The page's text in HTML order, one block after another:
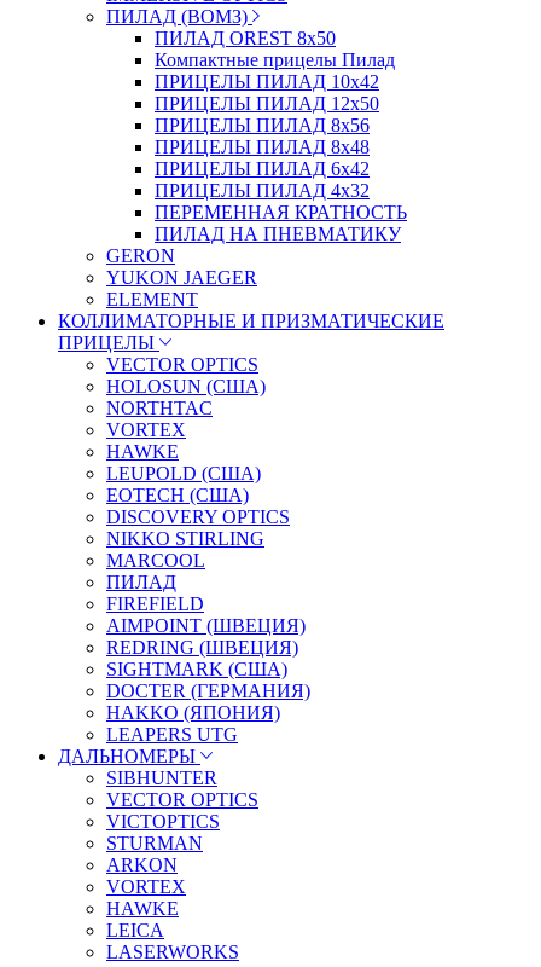
ПИЛАД (ВОМЗ)
ПИЛАД OREST 8х50
Компактные прицелы Пилад
ПРИЦЕЛЫ ПИЛАД 10х42
ПРИЦЕЛЫ ПИЛАД 12х50
ПРИЦЕЛЫ ПИЛАД 8х56
ПРИЦЕЛЫ ПИЛАД 8х48
ПРИЦЕЛЫ ПИЛАД 6х42
ПРИЦЕЛЫ ПИЛАД 4х32
ПЕРЕМЕННАЯ КРАТНОСТЬ
ПИЛАД НА ПНЕВМАТИКУ
GERON
YUKON JAEGER
ELEMENT
КОЛЛИМАТОРНЫЕ И ПРИЗМАТИЧЕСКИЕ
ПРИЦЕЛЫ
VECTOR OPTICS
HOLOSUN (США)
NORTHTAC
VORTEX
HAWKE
LEUPOLD (США)
EOTECH (США)
DISCOVERY OPTICS
NIKKO STIRLING
MARCOOL
ПИЛАД
FIREFIELD
AIMPOINT (ШВЕЦИЯ)
REDRING (ШВЕЦИЯ)
SIGHTMARK (США)
DOCTER (ГЕРМАНИЯ)
HAKKO (ЯПОНИЯ)
LEAPERS UTG
ДАЛЬНОМЕРЫ
SIBHUNTER
VECTOR OPTICS
VICTOPTICS
STURMAN
ARKON
VORTEX
HAWKE
LEICA
LASERWORKS